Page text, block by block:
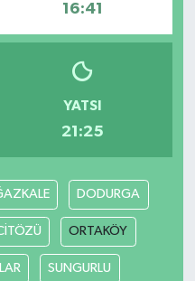
16:41
YATSI
21:25
DODURGA
ORTAKÖY
SUNGURLU